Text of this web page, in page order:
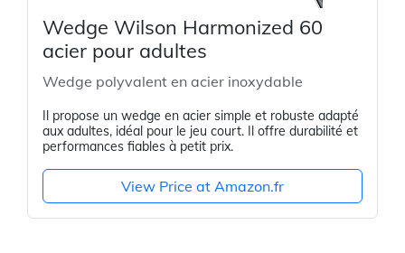
Wedge Wilson Harmonized 60
acier pour adultes
Wedge polyvalent en acier inoxydable
Il propose un wedge en acier simple et robuste adapté
aux adultes, idéal pour le jeu court. Il offre durabilité et
performances fiables à petit prix.
View Price at Amazon.fr